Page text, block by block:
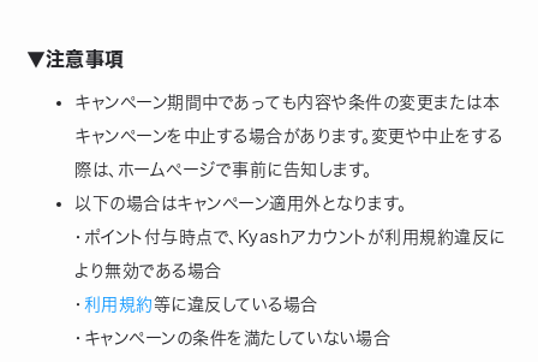
▼注意事項
キャンペーン期間中であっても内容や条件の変更または本
キャンペーンを中止する場合があります。変更や中止をする
際は、ホームページで事前に告知します。
以下の場合はキャンペーン適用外となります。
・ポイント付与時点で、Kyashアカウントが利用規約違反に
より無効である場合
・ 利用規約等に違反している場合
・キャンペーンの条件を満たしていない場合